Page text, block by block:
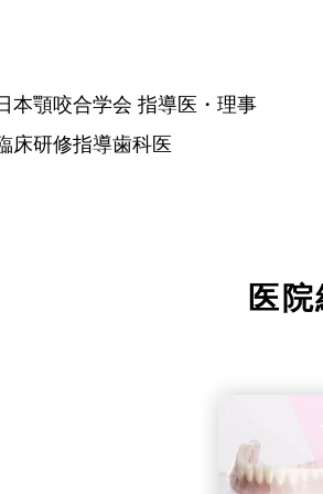
本顎咬合学会 指導医・理事
床研修指導歯科医
医